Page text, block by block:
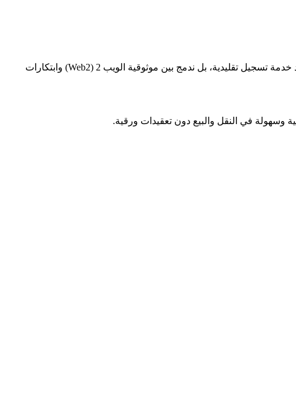
هي بوابتك المثالية لعالم النطاقات الحديث. نحن لا نقدم مجرد خدمة تسجيل تقليدية، بل ندمج بين موثوقية الويب 2 (Web2) وابتكارات